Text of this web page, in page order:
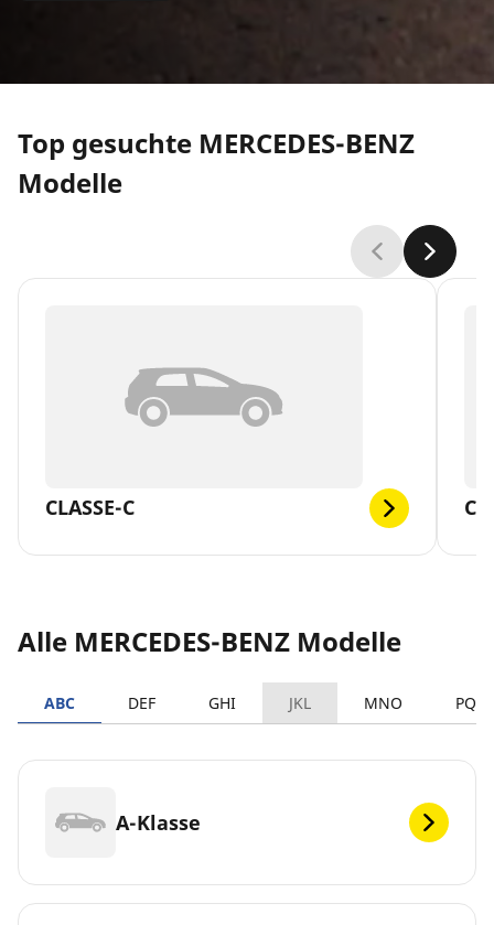
Top gesuchte MERCEDES-BENZ
Modelle
CLASSE-C
Alle MERCEDES-BENZ Modelle
ABC DEF GHI JKL MNO PQRS
A-Klasse